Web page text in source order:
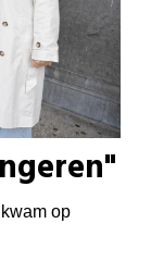
op